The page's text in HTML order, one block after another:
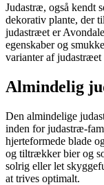
Judastræ, også kendt
dekorativ plante, der
judastræet er
egenskaber og
varianter af
Almindelig
Den almindelige
inden for judastræ-
hjerteformede blade
og tiltrækker bier og
solrig eller let
at trives optimalt.